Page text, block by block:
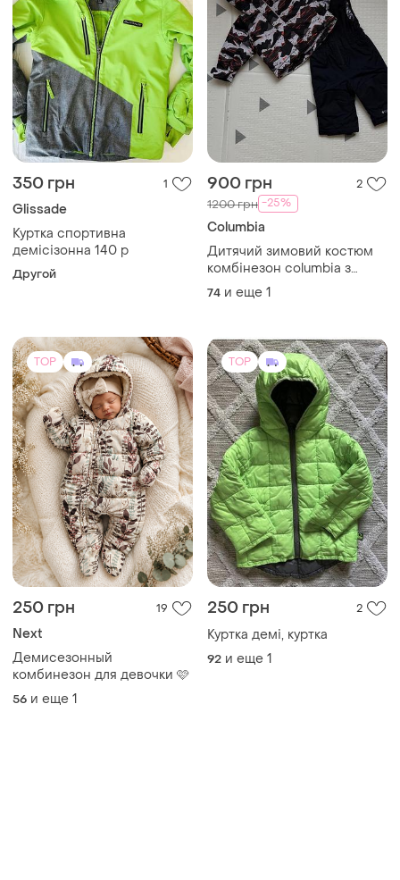
350 грн 1
Glissade
Куртка спортивна
демісізонна 140 р
Другой
900 грн 2
1200 грн -25%
Columbia
Дитячий зимовий костюм
комбінезон columbia з
термозбереженням
74 и еще 1
TOP
250 грн 19
Next
Демисезонный
комбинезон для девочки 🩷
56 и еще 1
TOP
250 грн 2
Куртка демі, куртка
92 и еще 1